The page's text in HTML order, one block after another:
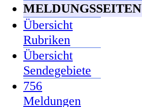
MELDUNGSSEITEN
Übersicht
Rubriken
Übersicht
Sendegebiete
756
Meldungen